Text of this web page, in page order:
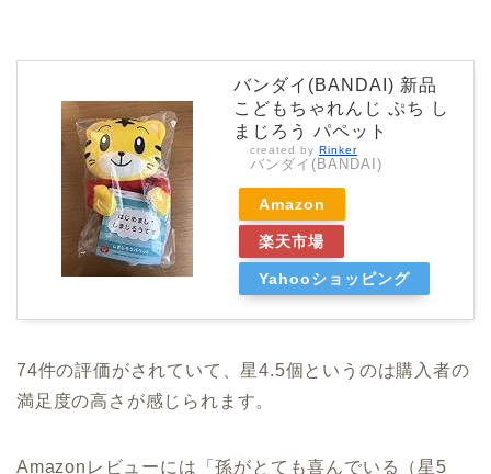
バンダイ(BANDAI) 新品
こどもちゃれんじ ぷち し
まじろう パペット
created by Rinker
バンダイ(BANDAI)
Amazon
楽天市場
Yahooショッピング
74件の評価がされていて、星4.5個というのは購入者の
満足度の高さが感じられます。
Amazonレビューには「孫がとても喜んでいる（星5